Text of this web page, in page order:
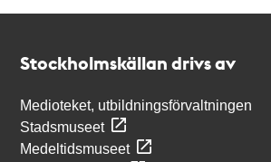
Stockholmskällan drivs av
Medioteket, utbildningsförvaltningen
Stadsmuseet
Medeltidsmuseet